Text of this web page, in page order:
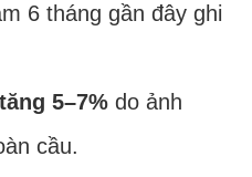
6 tháng gần đây ghi
5–7% do ảnh
cầu.